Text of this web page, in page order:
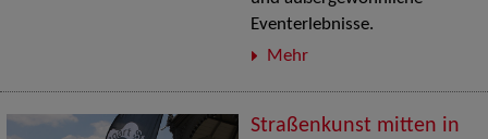
Eventerlebnisse.
Mehr
Straßenkunst mitten in